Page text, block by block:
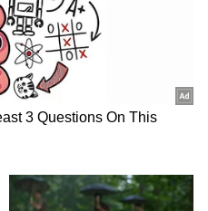
ಅಥವಾ ಪ್ರತಿನಿಧಿಗಳು
ಅಹವಾಲು
ಪ್ರಾಮಾಣಿಕವಾಗಿ
ತಿಳಿಸಿದ್ದಾರೆ.